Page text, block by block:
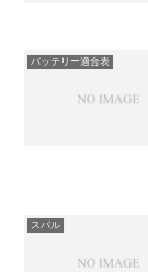
バッテリー適合表
スバル